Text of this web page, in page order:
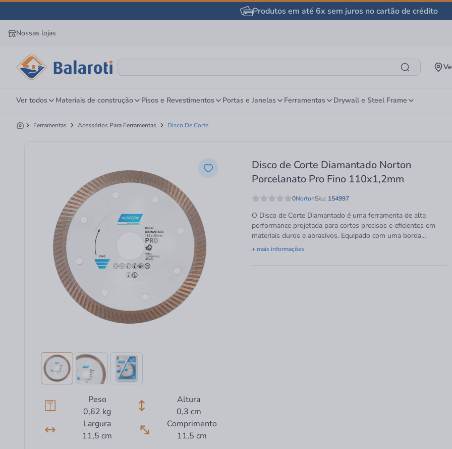
Produtos em até 6x sem juros no cartão de crédito
Nossas lojas
Ver todos Materiais de construção Pisos e Revestimentos Portas e Janelas Ferramentas Drywall e Steel Frame
Ferramentas Acessórios Para Ferramentas Disco De Corte
Peso
0,62 kg
Altura
0,3 cm
Largura
11,5 cm
Comprimento
11,5 cm
Disco de Corte Diamantado Norton
Porcelanato Pro Fino 110x1,2mm
0NortonSku: 154997
O Disco de Corte Diamantado é uma ferramenta de alta
performance projetada para cortes precisos e eficientes em
materiais duros e abrasivos. Equipado com uma borda
segmentada revestida com grânulos de diamante, este disco é
ideal para aplicações em que a durabilidade e a qualidade do
+ mais informações